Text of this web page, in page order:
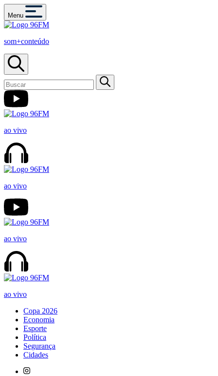
Menu
som+conteúdo
ao vivo
ao vivo
ao vivo
ao vivo
Copa 2026
Economia
Esporte
Política
Segurança
Cidades